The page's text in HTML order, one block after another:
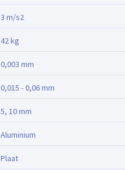
3 m/s2
42 kg
0,003 mm
0,015 - 0,06 mm
5, 10 mm
Aluminium
Plaat